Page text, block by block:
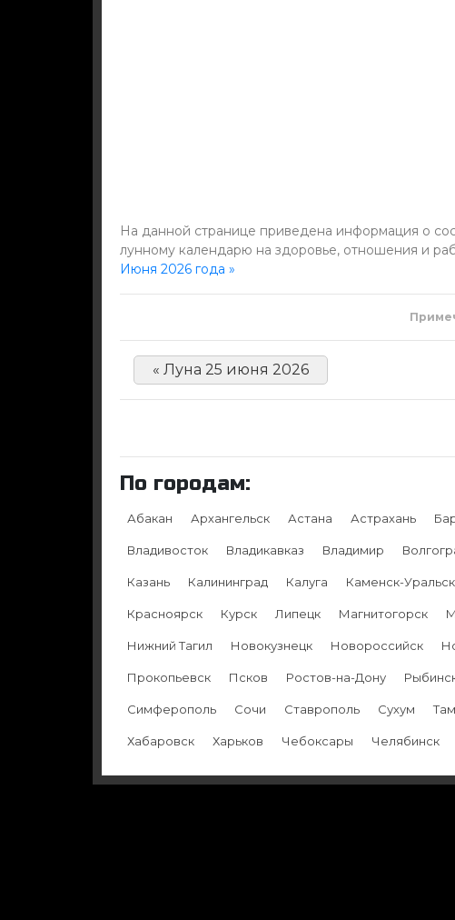
На данной странице приведена информация о
лунному календарю на здоровье, отношения и
Июня 2026 года »
« Луна 25 июня 2026
По городам:
Абакан Архангельск Астана Астрахань
Владивосток Владикавказ Владимир
Казань Калининград Калуга Каменск-
Красноярск Курск Липецк Магнитогорск
Нижний Тагил Новокузнецк Новороссийск
Прокопьевск Псков Ростов-на-Дону
Симферополь Сочи Ставрополь Сухум
Хабаровск Харьков Чебоксары Челябинск